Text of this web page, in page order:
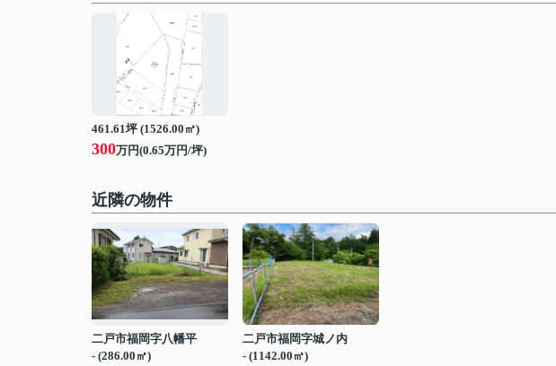
461.61坪 (1526.00㎡)
300万円(0.65万円/坪)
近隣の物件
二戸市福岡字八幡平
- (286.00㎡)
二戸市福岡字城ノ内
- (1142.00㎡)